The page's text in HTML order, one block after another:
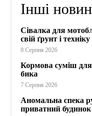
Інші
Сівалка для
свій ґрунт і техніку
8 Серпня 2026
Кормова суміш
бика
7 Серпня 2026
Аномальна спека
приватний будинок